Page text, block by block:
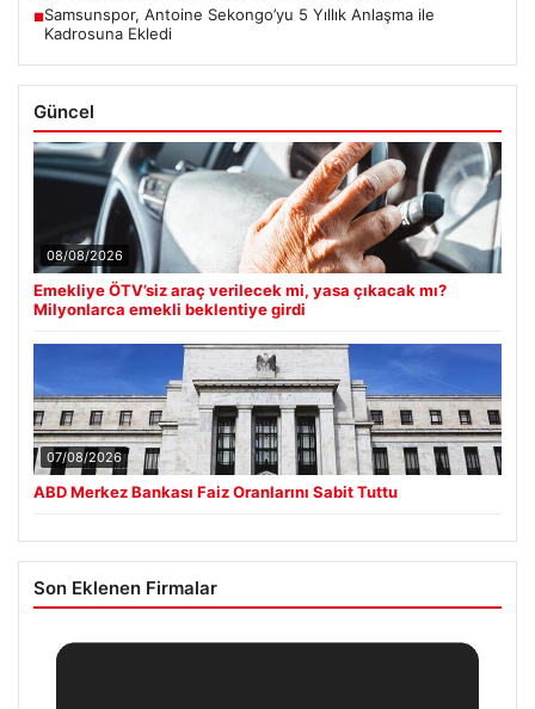
■Samsunspor, Antoine Sekongo’yu 5 Yıllık Anlaşma ile
Kadrosuna Ekledi
Güncel
08/08/2026
Emekliye ÖTV’siz araç verilecek mi, yasa çıkacak mı?
Milyonlarca emekli beklentiye girdi
07/08/2026
ABD Merkez Bankası Faiz Oranlarını Sabit Tuttu
Son Eklenen Firmalar